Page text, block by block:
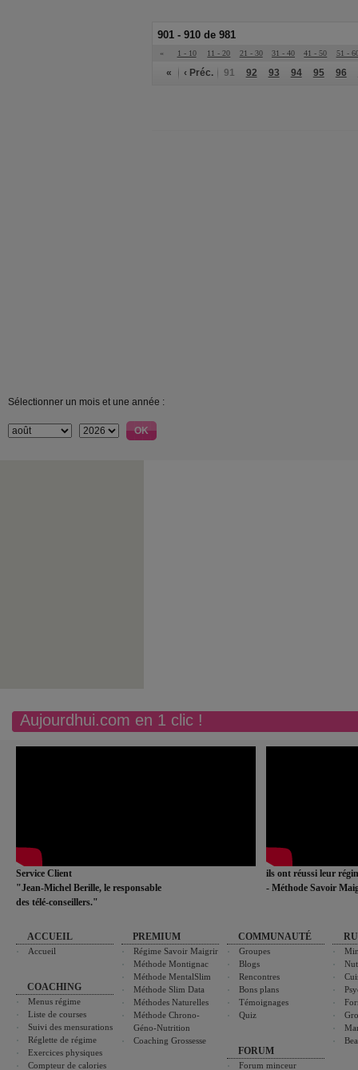
901 - 910 de 981
« 1 - 10 11 - 20 21 - 30 31 - 40 41 - 50 51 -
« ‹ Préc. 91 92 93 94 95 96
Sélectionner un mois et une année :
Aujourdhui.com en 1 clic !
Service Client
"Jean-Michel Berille, le responsable
des télé-conseillers."
ils ont réussi leur
- Méthode Savoir
ACCUEIL
Accueil
COACHING
Menus régime
Liste de courses
Suivi des mensurations
Réglette de régime
Exercices physiques
Compteur de calories
PREMIUM
Régime Savoir Maigrir
Méthode Montignac
Méthode MentalSlim
Méthode Slim Data
Méthodes Naturelles
Méthode Chrono-
Géno-Nutrition
Coaching Grossesse
COMMUNAUTÉ
Groupes
Blogs
Rencontres
Bons plans
Témoignages
Quiz
FORUM
Forum minceur